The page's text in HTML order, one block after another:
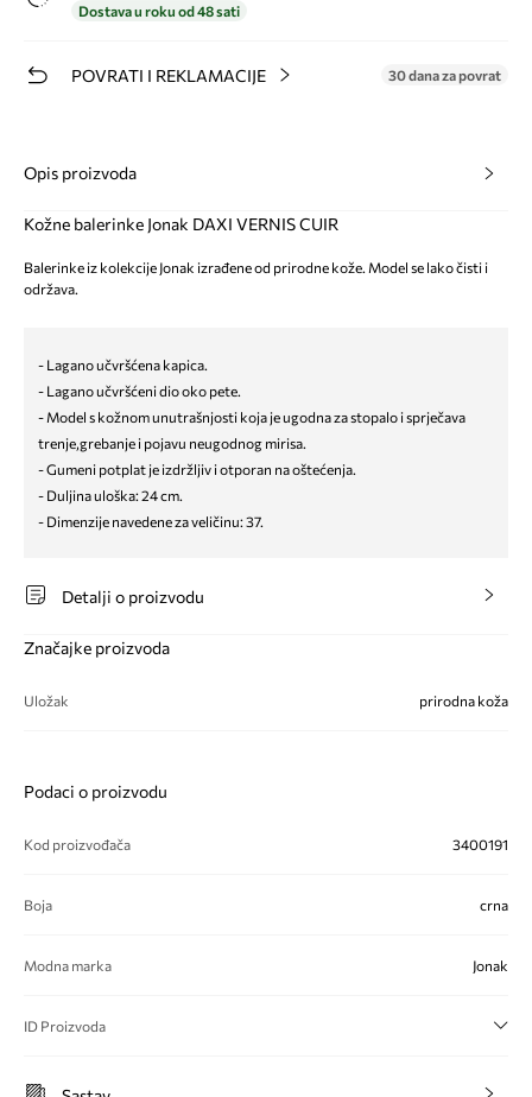
Dostava u roku od 48 sati
POVRATI I REKLAMACIJE 30 dana za povrat
Opis proizvoda
Kožne balerinke Jonak DAXI VERNIS CUIR
Balerinke iz kolekcije Jonak izrađene od prirodne kože. Model se lako čisti i
održava.
- Lagano učvršćena kapica.
- Lagano učvršćeni dio oko pete.
- Model s kožnom unutrašnjosti koja je ugodna za stopalo i sprječava
trenje,grebanje i pojavu neugodnog mirisa.
- Gumeni potplat je izdržljiv i otporan na oštećenja.
- Duljina uloška: 24 cm.
- Dimenzije navedene za veličinu: 37.
Detalji o proizvodu
Značajke proizvoda
Uložak prirodna koža
Podaci o proizvodu
Kod proizvođača 3400191
Boja crna
Modna marka Jonak
ID Proizvoda